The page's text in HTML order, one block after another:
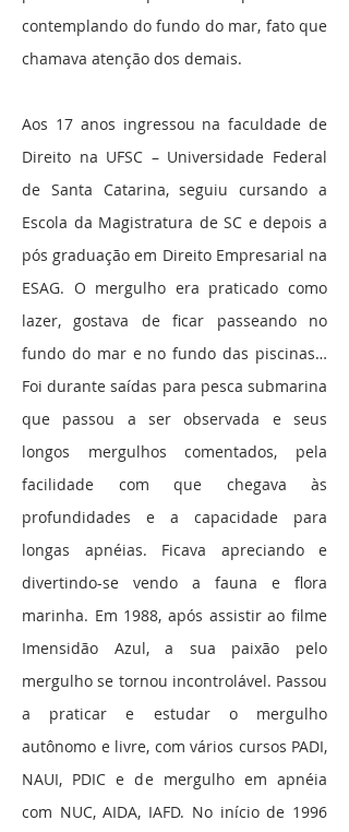
contemplando do fundo do mar, fato que
chamava atenção dos demais.
Aos 17 anos ingressou na faculdade de
Direito na UFSC – Universidade Federal
de Santa Catarina, seguiu cursando a
Escola da Magistratura de SC e depois a
pós graduação em Direito Empresarial na
ESAG. O mergulho era praticado como
lazer, gostava de ficar passeando no
fundo do mar e no fundo das piscinas…
Foi durante saídas para pesca submarina
que passou a ser observada e seus
longos mergulhos comentados, pela
facilidade com que chegava às
profundidades e a capacidade para
longas apnéias. Ficava apreciando e
divertindo-se vendo a fauna e flora
marinha. Em 1988, após assistir ao filme
Imensidão Azul, a sua paixão pelo
mergulho se tornou incontrolável. Passou
a praticar e estudar o mergulho
autônomo e livre, com vários cursos PADI,
NAUI, PDIC e de mergulho em apnéia
com NUC, AIDA, IAFD. No início de 1996